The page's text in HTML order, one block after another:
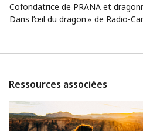
Cofondatrice de PRANA et
Dans l’œil du dragon » de Radio-
Ressources associées